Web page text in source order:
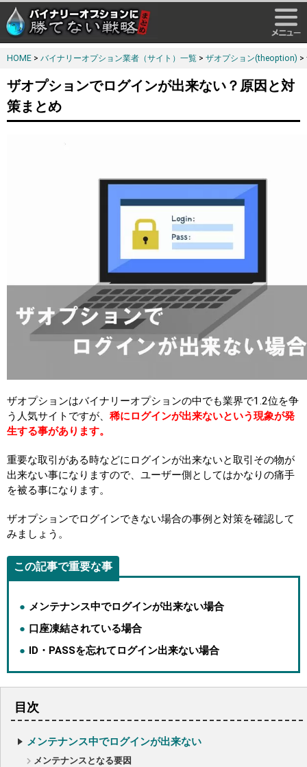
HOME > バイナリーオプション業者（サイト）一覧 > ザオプション(theoption) >
ザオプションでログインが出来ない？原因と対
策まとめ
ザオプションはバイナリーオプションの中でも業界で1.2位を争
う人気サイトですが、 稀にログインが出来ないという現象が発
生する事があります。
重要な取引がある時などにログインが出来ないと取引その物が
出来ない事になりますので、ユーザー側としてはかなりの痛手
を被る事になります。
ザオプションでログインできない場合の事例と対策を確認して
みましょう。
この記事で重要な事
メンテナンス中でログインが出来ない場合
口座凍結されている場合
ID・PASSを忘れてログイン出来ない場合
目次
メンテナンス中でログインが出来ない
メンテナンスとなる要因